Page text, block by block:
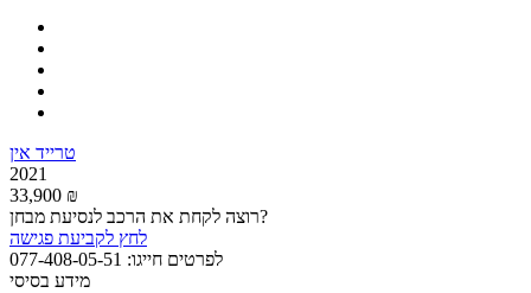
טרייד אין
2021
33,900 ₪
רוצה לקחת את הרכב לנסיעת מבחן?
לחץ לקביעת פגישה
לפרטים חייגו: 077-408-05-51
מידע בסיסי